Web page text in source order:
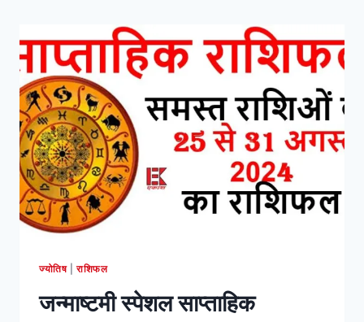
ज्योतिष|राशिफल
जन्माष्टमी स्पेशल साप्ताहिक